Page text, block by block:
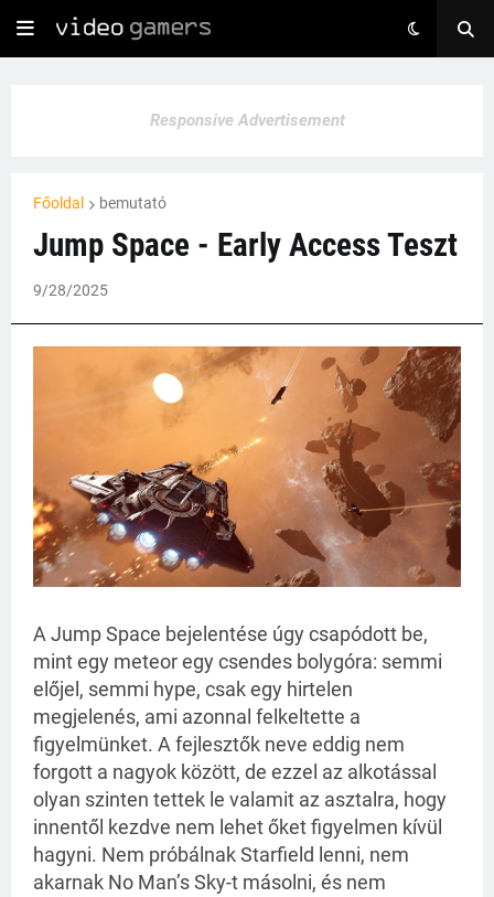
Responsive Advertisement
Főoldal bemutató
Jump Space - Early Access Teszt
9/28/2025
A Jump Space bejelentése úgy csapódott be,
mint egy meteor egy csendes bolygóra: semmi
előjel, semmi hype, csak egy hirtelen
megjelenés, ami azonnal felkeltette a
figyelmünket. A fejlesztők neve eddig nem
forgott a nagyok között, de ezzel az alkotással
olyan szinten tettek le valamit az asztalra, hogy
innentől kezdve nem lehet őket figyelmen kívül
hagyni. Nem próbálnak Starfield lenni, nem
akarnak No Man’s Sky-t másolni, és nem